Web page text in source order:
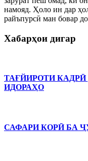
намояд. Ҳоло ин дар
райъпурсӣ ман бовар
Хабарҳои дигар
ТАҒЙИРОТИ КАДРӢ
ИДОРАҲО
САФАРИ КОРӢ БА